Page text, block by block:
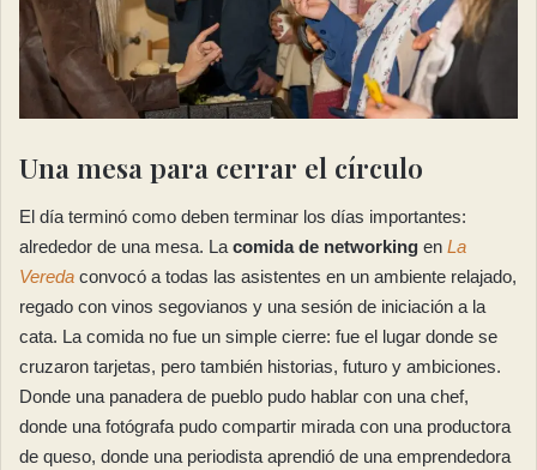
Una mesa para cerrar el círculo
El día terminó como deben terminar los días importantes:
alrededor de una mesa. La comida de networking en La
Vereda convocó a todas las asistentes en un ambiente relajado,
regado con vinos segovianos y una sesión de iniciación a la
cata. La comida no fue un simple cierre: fue el lugar donde se
cruzaron tarjetas, pero también historias, futuro y ambiciones.
Donde una panadera de pueblo pudo hablar con una chef,
donde una fotógrafa pudo compartir mirada con una productora
de queso, donde una periodista aprendió de una emprendedora